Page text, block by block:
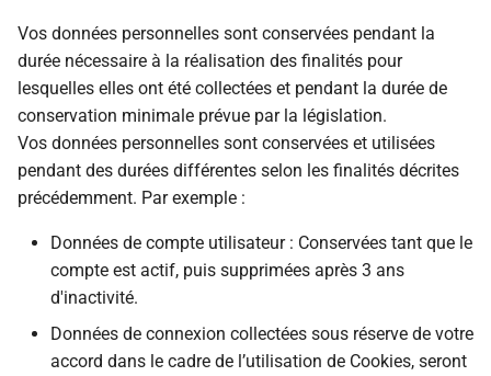
Vos données personnelles sont conservées pendant la
durée nécessaire à la réalisation des finalités pour
lesquelles elles ont été collectées et pendant la durée de
conservation minimale prévue par la législation.
Vos données personnelles sont conservées et utilisées
pendant des durées différentes selon les finalités décrites
précédemment. Par exemple :
Données de compte utilisateur : Conservées tant que le
compte est actif, puis supprimées après 3 ans
d'inactivité.
Données de connexion collectées sous réserve de votre
accord dans le cadre de l’utilisation de Cookies, seront